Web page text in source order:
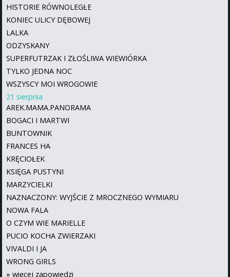
HISTORIE RÓWNOLEGŁE
KONIEC ULICY DĘBOWEJ
LALKA
ODZYSKANY
SUPERFUTRZAK I ZŁOŚLIWA WIEWIÓRKA
TYLKO JEDNA NOC
WSZYSCY MOI WROGOWIE
21 sierpnia
AREK.MAMA.PANORAMA
BOGACI I MARTWI
BUNTOWNIK
FRANCES HA
KRĘCIOŁEK
KSIĘGA PUSTYNI
MARZYCIELKI
NAZNACZONY: WYJŚCIE Z MROCZNEGO WYMIARU
NOWA FALA
O CZYM WIE MARIELLE
PUCIO KOCHA ZWIERZAKI
VIVALDI I JA
WRONG GIRLS
» więcej zapowiedzi